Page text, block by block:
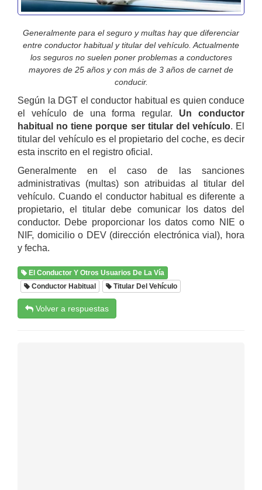
Generalmente para el seguro y multas hay que diferenciar
entre conductor habitual y titular del vehículo. Actualmente
los seguros no suelen poner problemas a conductores
mayores de 25 años y con más de 3 años de carnet de
conducir.
Según la DGT el conductor habitual es quien conduce
el vehículo de una forma regular. Un conductor
habitual no tiene porque ser titular del vehículo. El
titular del vehículo es el propietario del coche, es decir
esta inscrito en el registro oficial.
Generalmente en el caso de las sanciones
administrativas (multas) son atribuidas al titular del
vehículo. Cuando el conductor habitual es diferente a
propietario, el titular debe comunicar los datos del
conductor. Debe proporcionar los datos como NIE o
NIF, domicilio o DEV (dirección electrónica vial), hora
y fecha.
El Conductor Y Otros Usuarios De La Vía
Conductor Habitual
Titular Del Vehículo
Volver a respuestas